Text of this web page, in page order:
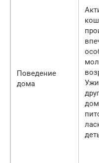
Поведение
дома